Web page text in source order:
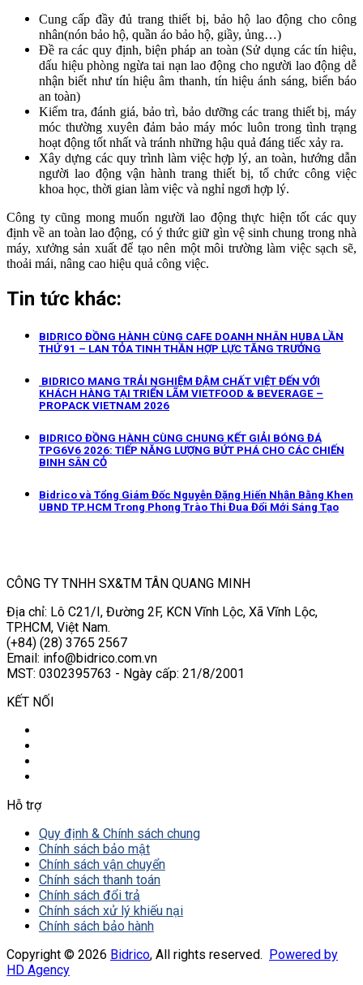
Cung cấp đầy đủ trang thiết bị, bảo hộ lao động cho công
nhân(nón bảo hộ, quần áo bảo hộ, giầy, ủng…)
Đề ra các quy định, biện pháp an toàn (Sử dụng các tín hiệu,
dấu hiệu phòng ngừa tai nạn lao động cho người lao động dễ
nhận biết như tín hiệu âm thanh, tín hiệu ánh sáng, biển báo
an toàn)
Kiểm tra, đánh giá, bảo trì, bảo dưỡng các trang thiết bị, máy
móc thường xuyên đảm bảo máy móc luôn trong tình trạng
hoạt động tốt nhất và tránh những hậu quả đáng tiếc xảy ra.
Xây dựng các quy trình làm việc hợp lý, an toàn, hướng dẫn
người lao động vận hành trang thiết bị, tổ chức công việc
khoa học, thời gian làm việc và nghỉ ngơi hợp lý.
Công ty cũng mong muốn người lao động thực hiện tốt các quy
định về an toàn lao động, có ý thức giữ gìn vệ sinh chung trong nhà
máy, xưởng sản xuất để tạo nên một môi trường làm việc sạch sẽ,
thoải mái, nâng cao hiệu quả công việc.
Tin tức khác:
BIDRICO ĐỒNG HÀNH CÙNG CAFE DOANH NHÂN HUBA LẦN
THỨ 91 – LAN TỎA TINH THẦN HỢP LỰC TĂNG TRƯỞNG
BIDRICO MANG TRẢI NGHIỆM ĐẬM CHẤT VIỆT ĐẾN VỚI
KHÁCH HÀNG TẠI TRIỂN LÃM VIETFOOD & BEVERAGE –
PROPACK VIETNAM 2026
BIDRICO ĐỒNG HÀNH CÙNG CHUNG KẾT GIẢI BÓNG ĐÁ
TPG6V6 2026: TIẾP NĂNG LƯỢNG BỨT PHÁ CHO CÁC CHIẾN
BINH SÂN CỎ
Bidrico và Tổng Giám Đốc Nguyễn Đặng Hiến Nhận Bằng Khen
UBND TP.HCM Trong Phong Trào Thi Đua Đổi Mới Sáng Tạo
CÔNG TY TNHH SX&TM TÂN QUANG MINH
Địa chỉ: Lô C21/I, Đường 2F, KCN Vĩnh Lộc, Xã Vĩnh Lộc,
TP.HCM, Việt Nam.
(+84) (28) 3765 2567
Email: info@bidrico.com.vn
MST: 0302395763 - Ngày cấp: 21/8/2001
KẾT NỐI
Hỗ trợ
Quy định & Chính sách chung
Chính sách bảo mật
Chính sách vận chuyển
Chính sách thanh toán
Chính sách đổi trả
Chính sách xử lý khiếu nại
Chính sách bảo hành
Copyright © 2026 Bidrico, All rights reserved. Powered by
HD Agency